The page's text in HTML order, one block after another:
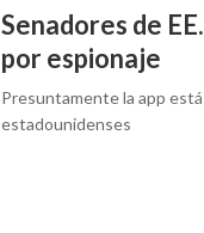
Senadores de
por espionaje
Presuntamente la app
estadounidenses